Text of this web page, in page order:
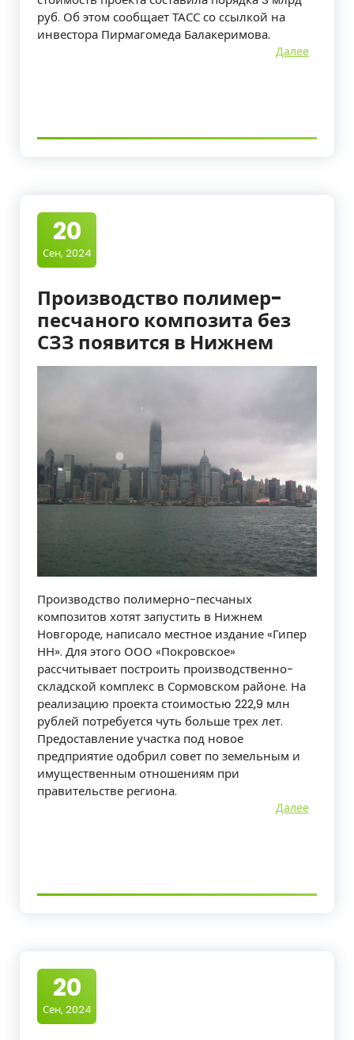
руб. Об этом сообщает ТАСС со ссылкой на
инвестора Пирмагомеда Балакеримова.
Далее
20
Сен, 2024
Производство полимер-
песчаного композита без
СЗЗ появится в Нижнем
Производство полимерно-песчаных
композитов хотят запустить в Нижнем
Новгороде, написало местное издание «Гипер
НН». Для этого ООО «Покровское»
рассчитывает построить производственно-
складской комплекс в Сормовском районе. На
реализацию проекта стоимостью 222,9 млн
рублей потребуется чуть больше трех лет.
Предоставление участка под новое
предприятие одобрил совет по земельным и
имущественным отношениям при
правительстве региона.
Далее
20
Сен, 2024